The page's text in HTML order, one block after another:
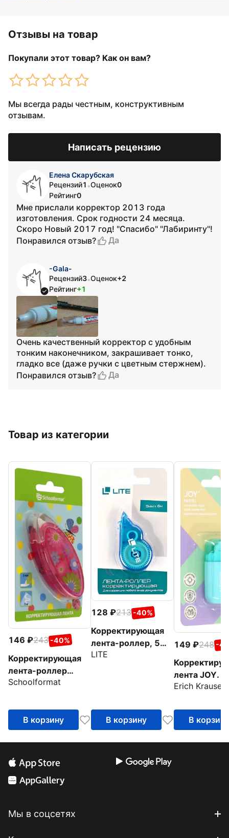
Отзывы на товар
Покупали этот товар? Как он вам?
Мы всегда рады честным, конструктивным
отзывам.
Написать рецензию
Елена Скарубская
Рецензий1 •Оценок0
Рейтинг0
Мне прислали корректор 2013 года
изготовления. Срок годности 24 месяца.
Скоро Новый 2017 год! "Спасибо" "Лабиринту"!
Понравился отзыв?
Да
-Gala-
Рецензий3•Оценок+2
Рейтинг+1
Очень качественный корректор с удобным
тонким наконечником, закрашивает тонко,
гладко все (даже ручки с цветным стержнем).
Понравился отзыв?
Да
Товар из категории
146 243 -40%
Корректирующая
лента-роллер
Узоры, 5 мм х 5 м, в
Schoolformat
В корзину
128 213 -40%
Корректирующая
лента-роллер, 5
мм х 6 м
LITE
В корзину
149 248 -
лента JOY.
Erich Krause
В корзину
Мы в соцсетях